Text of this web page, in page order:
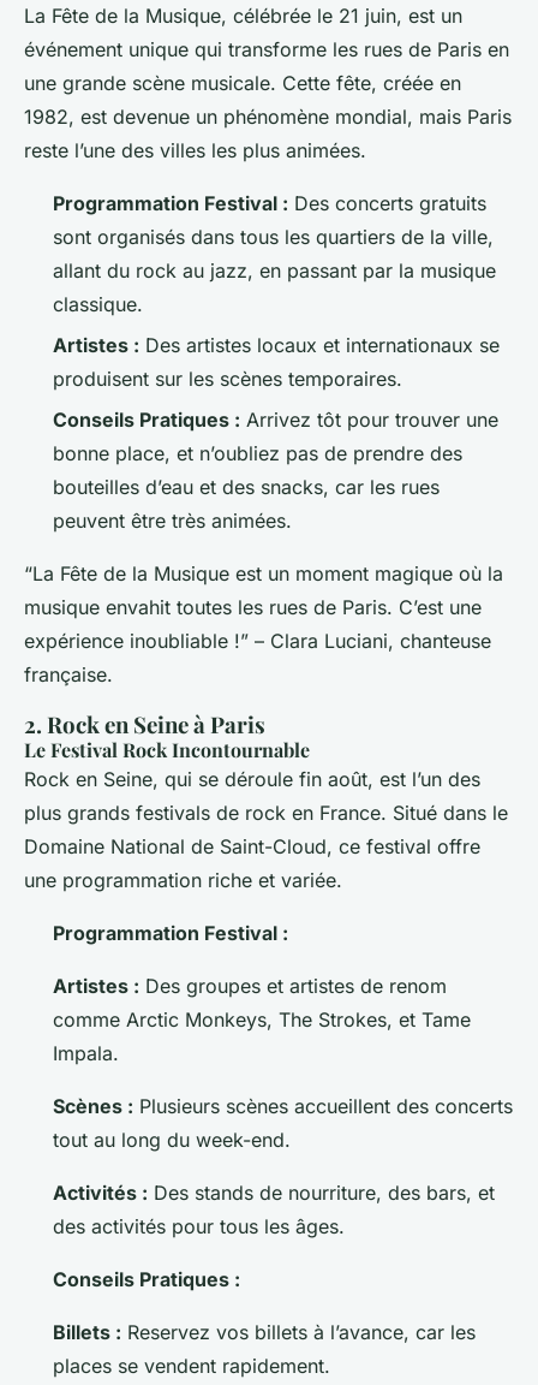
La Fête de la Musique, célébrée le 21 juin, est un
événement unique qui transforme les rues de Paris en
une grande scène musicale. Cette fête, créée en
1982, est devenue un phénomène mondial, mais Paris
reste l’une des villes les plus animées.
Programmation Festival : Des concerts gratuits
sont organisés dans tous les quartiers de la ville,
allant du rock au jazz, en passant par la musique
classique.
Artistes : Des artistes locaux et internationaux se
produisent sur les scènes temporaires.
Conseils Pratiques : Arrivez tôt pour trouver une
bonne place, et n’oubliez pas de prendre des
bouteilles d’eau et des snacks, car les rues
peuvent être très animées.
“La Fête de la Musique est un moment magique où la
musique envahit toutes les rues de Paris. C’est une
expérience inoubliable !” – Clara Luciani, chanteuse
française.
2. Rock en Seine à Paris
Le Festival Rock Incontournable
Rock en Seine, qui se déroule fin août, est l’un des
plus grands festivals de rock en France. Situé dans le
Domaine National de Saint-Cloud, ce festival offre
une programmation riche et variée.
Programmation Festival :
Artistes : Des groupes et artistes de renom
comme Arctic Monkeys, The Strokes, et Tame
Impala.
Scènes : Plusieurs scènes accueillent des concerts
tout au long du week-end.
Activités : Des stands de nourriture, des bars, et
des activités pour tous les âges.
Conseils Pratiques :
Billets : Reservez vos billets à l’avance, car les
places se vendent rapidement.